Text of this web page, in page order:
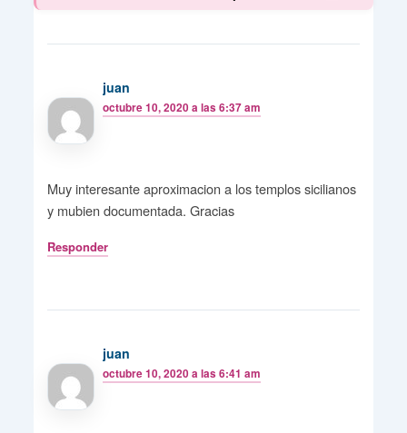
juan
octubre 10, 2020 a las 6:37 am
Muy interesante aproximacion a los templos sicilianos
y mubien documentada. Gracias
Responder
juan
octubre 10, 2020 a las 6:41 am